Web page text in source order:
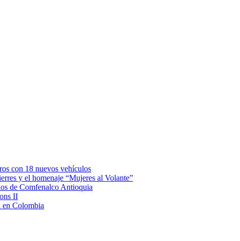
con 18 nuevos vehículos
y el homenaje “Mujeres al Volante”
de Comfenalco Antioquia
II
en Colombia